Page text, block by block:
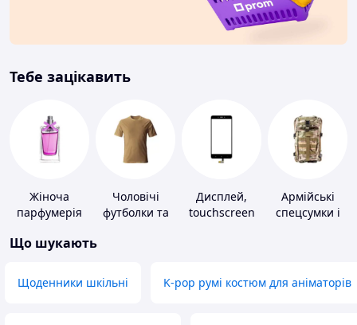
Тебе зацікавить
Жіноча
парфумерія
Чоловічі
футболки та
Дисплей,
touchscreen
Армійські
спецсумки і
Що шукають
Щоденники шкільні K-pop румі костюм для аніматорів